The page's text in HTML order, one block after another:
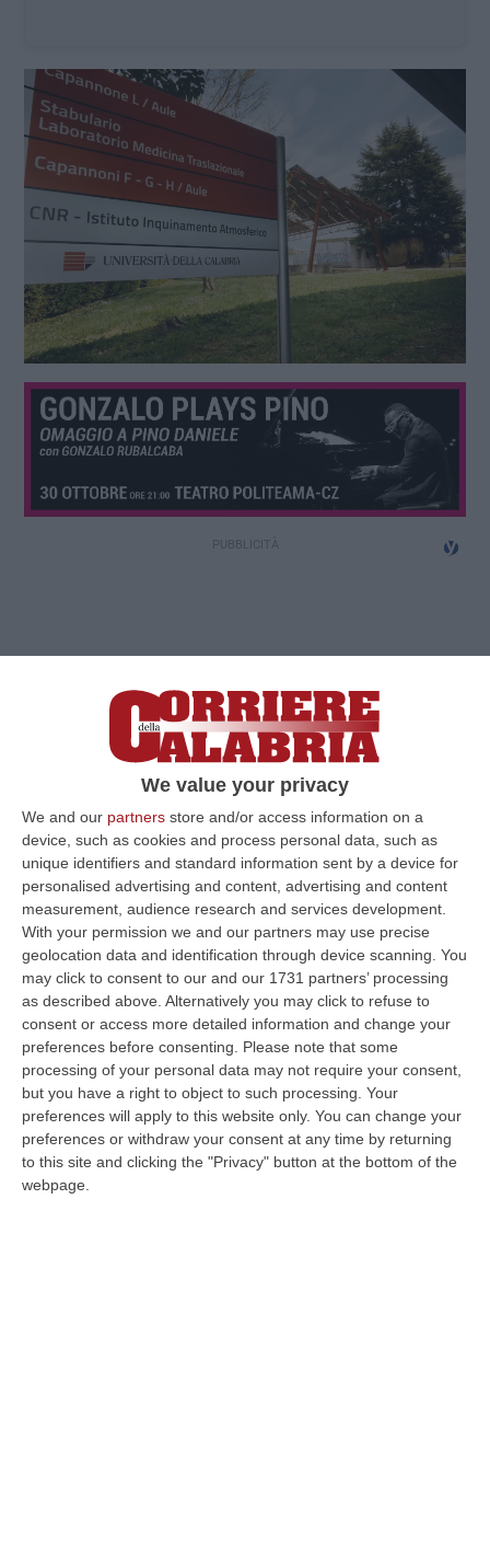
We value your privacy
We and our partners store and/or access information on a
device, such as cookies and process personal data, such as
unique identifiers and standard information sent by a device for
personalised advertising and content, advertising and content
measurement, audience research and services development.
With your permission we and our partners may use precise
geolocation data and identification through device scanning. You
may click to consent to our and our 1731 partners’ processing
as described above. Alternatively you may click to refuse to
consent or access more detailed information and change your
preferences before consenting.
Please note that some
processing of your personal data may not require your consent,
but you have a right to object to such processing. Your
preferences will apply to this website only. You can change your
preferences or withdraw your consent at any time by returning
to this site and clicking the "Privacy" button at the bottom of the
webpage.
Clicca e segui “Corriere della Calabria” su Google News
ROMAAlberto Figoli, direttore dell’Istituto
per la tecnologia delle membrane del
Consiglio nazionale delle ricerche (Cnr-Itm)
di Rende, in provincia di Cosenza (nella foto